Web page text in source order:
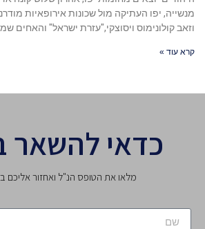
מנשייה, יפו העתיקה מול שכונות אירופאיות
וזאב קולונימוס ויסוצקי,"עזרת ישראל" והאחים
קרא עוד »
כדאי להשאר
מלאו את הטופס הנ"ל ואחזור אליכם